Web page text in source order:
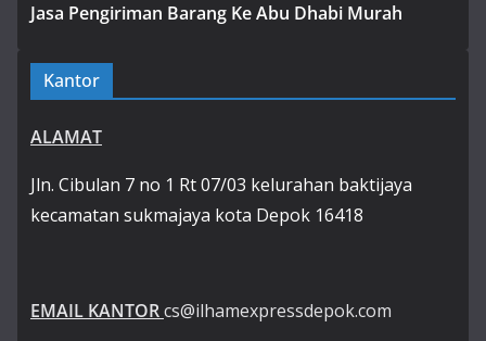
Jasa Pengiriman Barang Ke Abu Dhabi Murah
Kantor
ALAMAT
Jln. Cibulan 7 no 1 Rt 07/03 kelurahan baktijaya
kecamatan sukmajaya kota Depok 16418
EMAIL KANTORcs@ilhamexpressdepok.com